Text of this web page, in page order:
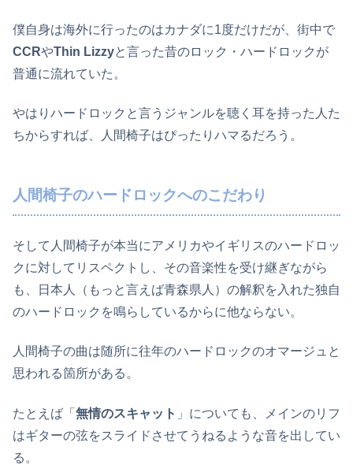
僕自身は海外に行ったのはカナダに1度だけだが、街中で
CCRやThin Lizzyと言った昔のロック・ハードロックが
普通に流れていた。
やはりハードロックと言うジャンルを聴く耳を持った人た
ちからすれば、人間椅子はぴったりハマるだろう。
人間椅子のハードロックへのこだわり
そして人間椅子が本当にアメリカやイギリスのハードロッ
クに対してリスペクトし、その音楽性を受け継ぎながら
も、日本人（もっと言えば青森県人）の解釈を入れた独自
のハードロックを鳴らしているからに他ならない。
人間椅子の曲は随所に往年のハードロックのオマージュと
思われる箇所がある。
たとえば「 無情のスキャット 」についても、メインのリフ
はギターの弦をスライドさせてうねるような音を出してい
る。